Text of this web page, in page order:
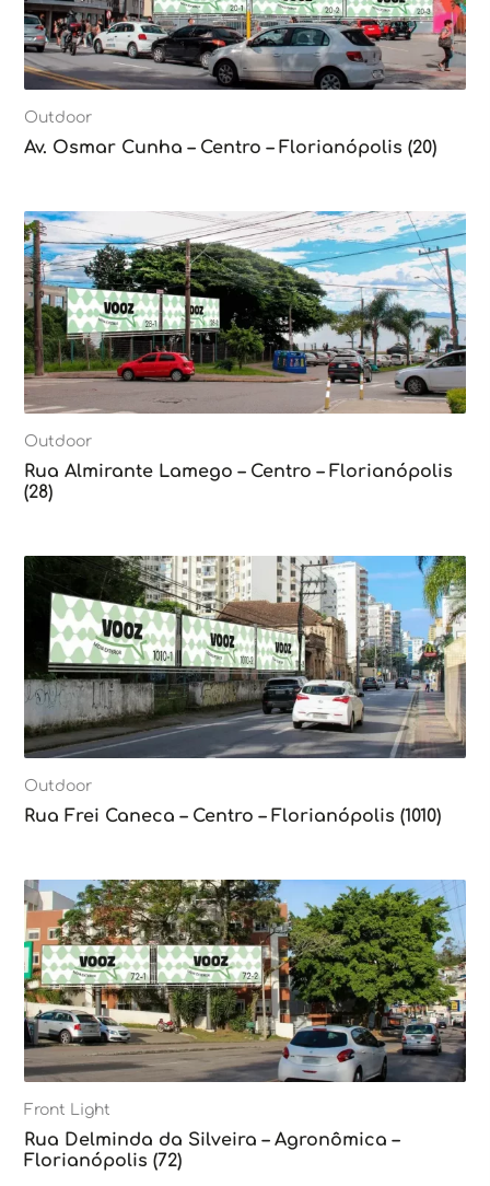
Outdoor
Av. Osmar Cunha – Centro – Florianópolis (20)
Outdoor
Rua Almirante Lamego – Centro – Florianópolis
(28)
Outdoor
Rua Frei Caneca – Centro – Florianópolis (1010)
Front Light
Rua Delminda da Silveira – Agronômica –
Florianópolis (72)